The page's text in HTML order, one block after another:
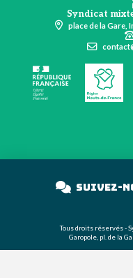
Syndicat
place de la Gare,
Suivez-
Tous droits réservés -
Garopole, pl. de la